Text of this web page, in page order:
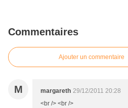
Commentaires
Ajouter un commentaire
M margareth 29/12/2011 20:28
<br /> <br />